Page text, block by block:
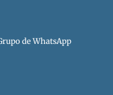
de WhatsApp